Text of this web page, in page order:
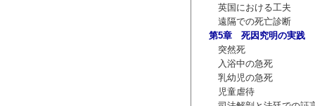
英国における工夫
遠隔での死亡診断
第5章 死因究明の実践
突然死
入浴中の急死
乳幼児の急死
児童虐待